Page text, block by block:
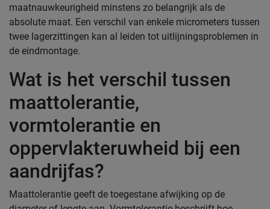
maatnauwkeurigheid minstens zo belangrijk als de
absolute maat. Een verschil van enkele micrometers tussen
twee lagerzittingen kan al leiden tot uitlijningsproblemen in
de eindmontage.
Wat is het verschil tussen
maattolerantie,
vormtolerantie en
oppervlakteruwheid bij een
aandrijfas?
Maattolerantie geeft de toegestane afwijking op de